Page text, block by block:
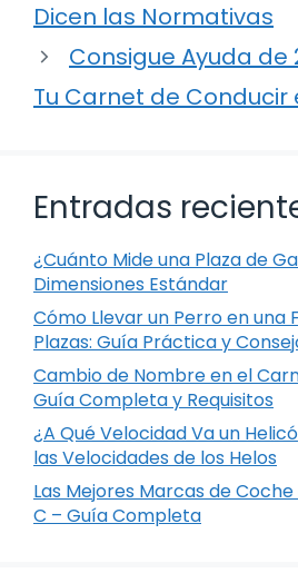
Dicen las Normativas
Consigue Ayuda de
Tu Carnet de
Entradas
¿Cuánto Mide una Plaza de
Dimensiones Estándar
Cómo Llevar un Perro en una
Plazas: Guía Práctica y
Cambio de Nombre en el
Guía Completa y Requisitos
¿A Qué Velocidad Va un
las Velocidades de los Helos
Las Mejores Marcas de
C – Guía Completa